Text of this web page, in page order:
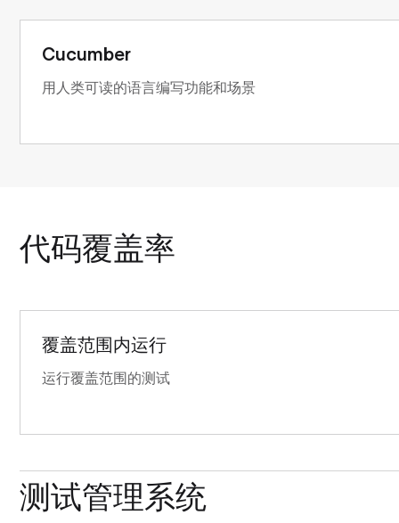
Cucumber
用人类可读的语言编写功能和场景
代码覆盖率
覆盖范围内运行
运行覆盖范围的测试
测试管理系统